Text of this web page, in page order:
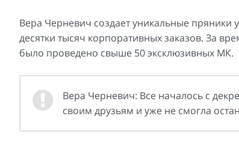
Вера Черневич создает уникальные пряники
десятки тысяч корпоративных заказов. За
было проведено свыше 50 эксклюзивных МК.
Вера Черневич: Все началось с
своим друзьям и уже не смогла